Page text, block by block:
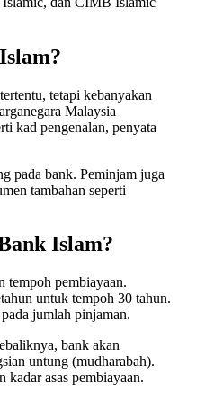
tetapi kebanyakan
Malaysia
kad pengenalan, penyata
pada bank. Peminjam juga
tambahan seperti
Islam?
tempoh pembiayaan.
untuk tempoh 30 tahun.
jumlah pinjaman.
bank akan
untung (mudharabah).
kadar asas pembiayaan.